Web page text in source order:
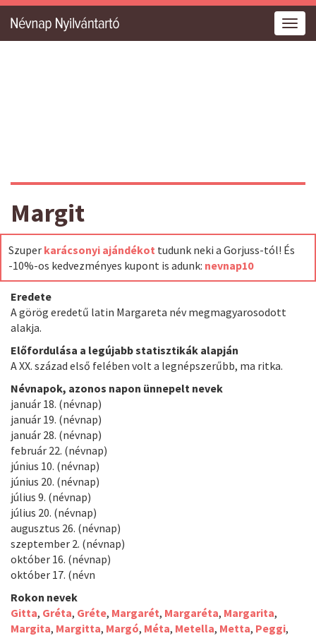
Margit
Szuper karácsonyi ajándékot tudunk neki a Gorjuss-tól! És
-10%-os kedvezményes kupont is adunk: nevnap10
Eredete
A görög eredetű latin Margareta név megmagyarosodott
alakja.
Előfordulása a legújabb statisztikák alapján
A XX. század első felében volt a legnépszerűbb, ma ritka.
Névnapok, azonos napon ünnepelt nevek
január 18. (névnap)
január 19. (névnap)
január 28. (névnap)
február 22. (névnap)
június 10. (névnap)
június 20. (névnap)
július 9. (névnap)
július 20. (névnap)
augusztus 26. (névnap)
szeptember 2. (névnap)
október 16. (névnap)
október 17. (névn
Rokon nevek
Gitta, Gréta, Gréte, Margarét, Margaréta, Margarita,
Margita, Margitta, Margó, Méta, Metella, Metta, Peggi,